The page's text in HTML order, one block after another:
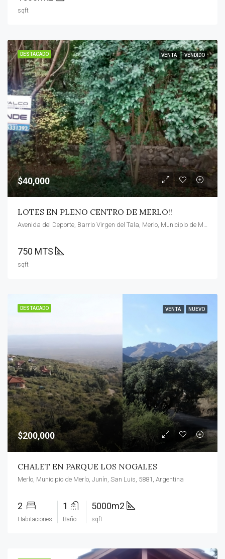
sqft
DESTACADO VENTA VENDIDO
$40,000
LOTES EN PLENO CENTRO DE MERLO!!
Avenida del Deporte, Barrio Virgen del Tala, Merlo, Municipio de Merlo, Junín, San Luis, 5881, Argentina
750 MTS
sqft
DESTACADO VENTA NUEVO
$200,000
CHALET EN PARQUE LOS NOGALES
Merlo, Municipio de Merlo, Junín, San Luis, 5881, Argentina
2
Habitaciones
1
Baño
5000m2
sqft